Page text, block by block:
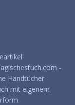
-
Handtücher
mit eigenem